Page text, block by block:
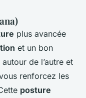
plus avancée
et un bon
de l’autre et
renforcez les
posture